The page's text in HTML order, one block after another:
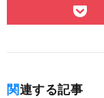
関連する記事